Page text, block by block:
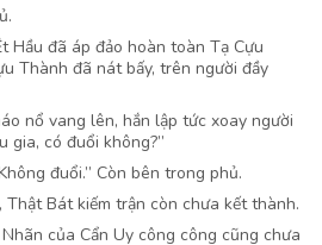
Hầu đã áp đảo hoàn toàn Tạ Cựu
Thành đã nát bấy, trên người đầy
nổ vang lên, hắn lập tức xoay người
gia, có đuổi không?”
đuổi.” Còn bên trong phủ.
Thật Bát kiếm trận còn chưa kết thành.
của Cẩn Uy công công cũng chưa